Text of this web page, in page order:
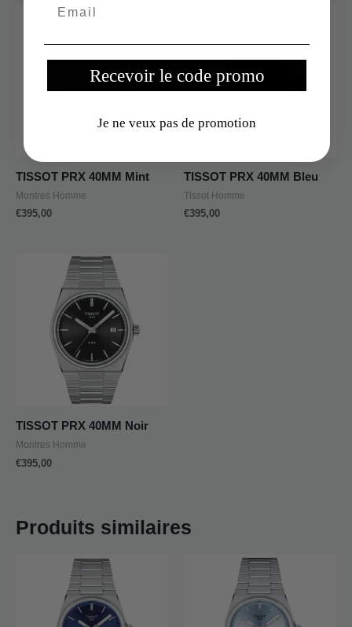
TISSOT PRX 40MM Mint
Montres Homme
€395,00
TISSOT PRX 40MM Bleu
Tissot Homme
€395,00
TISSOT PRX 40MM Noir
Montres Homme
€395,00
Produits similaires
Recevoir le code promo
Je ne veux pas de promotion